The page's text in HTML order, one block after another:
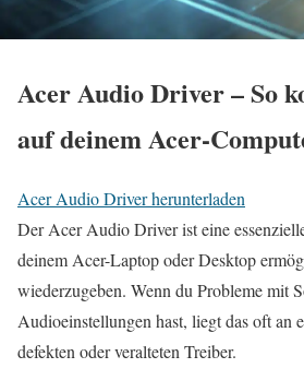
Acer Audio Driver – So
auf deinem Acer-
Acer Audio Driver herunterladen
Der Acer Audio Driver ist eine
deinem Acer-Laptop oder Desktop
wiederzugeben. Wenn du Probleme mit
Audioeinstellungen hast, liegt das oft an
defekten oder veralteten Treiber.